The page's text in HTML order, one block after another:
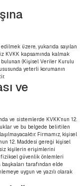
üzere, yukarıda sayılan
KVKK kapsamında kalmak
bulunan (Kişisel Veriler Kurulu
yeterli korumanın
ve
ve sistemlerde KVKK’nun 12.
ve bu belgede belirtilen
Firmamız, kişisel
12. Maddesi gereği kişisel
kişilerin erişimlerini
güvenlik önlemleri
tarafından elde
uygun ve yazılı olarak